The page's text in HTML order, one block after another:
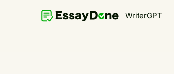
WriterGPT